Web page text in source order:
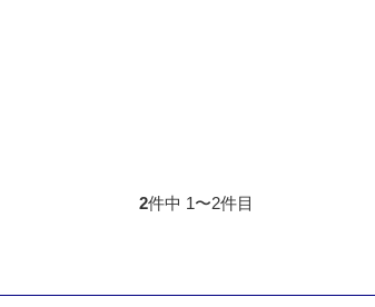
2件中 1〜2件目